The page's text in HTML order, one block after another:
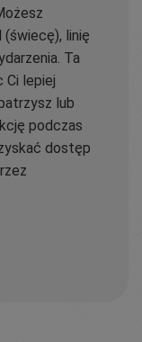
linię
Ta
Ci lepiej
lub
podczas
dostęp